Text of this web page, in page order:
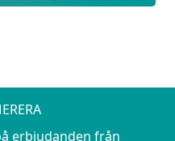
erbjudanden från